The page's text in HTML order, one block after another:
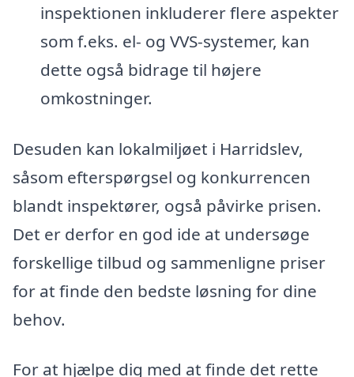
inspektionen inkluderer flere aspekter
som f.eks. el- og VVS-systemer, kan
dette også bidrage til højere
omkostninger.
Desuden kan lokalmiljøet i Harridslev,
såsom efterspørgsel og konkurrencen
blandt inspektører, også påvirke prisen.
Det er derfor en god ide at undersøge
forskellige tilbud og sammenligne priser
for at finde den bedste løsning for dine
behov.
For at hjælpe dig med at finde det rette